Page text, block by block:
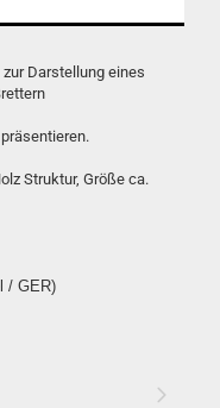
zur Darstellung eines
Struktur, Größe ca.
/ GER)